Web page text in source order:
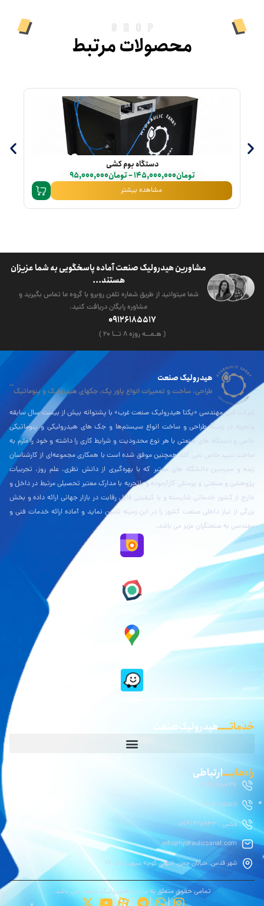
shop
محصولات مرتبط
دستگاه بوم کشی
تومان145,000,000
–تومان95,000,000
مشاهده بیشتر
مشاورین هیدرولیک صنعت آماده پاسخگویی به شما عزیزان
هستند...
شما میتوانید از طریق شماره تلفن روبرو با گروه ما تماس بگیرید و
مشاوره رایگان دریافت کنید.
09126185517
( هـمــه روزه ۸ تــا ۲۰ )
هیدرولیک صنعت
طراحی، ساخت و تعمیرات انواع پاور پک، جکهای هیدرولیک و پنوماتیک
شرکت فنی مهندسی «یکتا هیدرولیک صنعت غرب» با پشتوانه بیش از بیست سال سابقه
وتجربه در زمینۀ طراحی و ساخت انواع سیستم‌ها و جک های هیدرولیکی و پنوماتیکی
خاص و دستگاه های صنعتی با هر نوع محدودیت و شرایط کاری را داشته و خود را ملزم به
ساخت تیپ خاص نمی کند همچنین موفق شده است با همکاری مجموعه‌ای از کارشناسان
زبده و مدرسین دانشگاه های معتبر که با بهره‌گیری از دانش نظری، علم روز، تجربیات
پژوهشی و صنعتی و پرسنلی کارآزموده و باتجربه با مدارک معتبر تحصیلی مرتبط در داخل و
خارج از کشور خدماتی شایسته و با کیفیتی قابل رقابت در بازار جهانی ارائه داده و بخش
بزرگی از نیاز داخلی صنعت کشور را در این زمینه تامین نماید و آماده ارائه خدمات فنی و
مهندسی به صنعتگران عزیز می باشد.
نقشه نشان
خدماتـــــهیدرولیک صنعت
راه‌هایــــارتباطی
02146870636
09126185517
فکس : 02141425933
info@hydraulicsanat.com
شهر قدس. خیابان چمن. انتهای کوچه سپهر. پلاک ۲۶
تمامی حقوق متعلق به سایت هیدرولیک صنعت می باشد.